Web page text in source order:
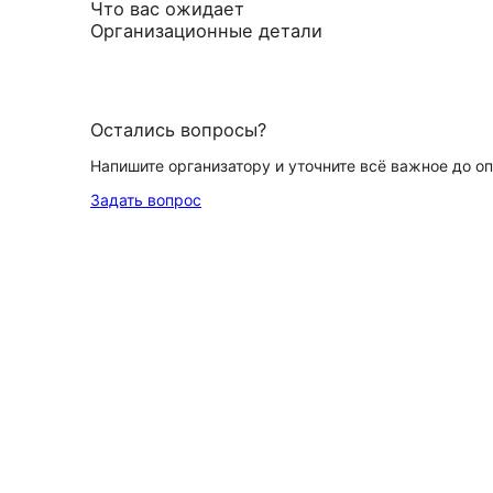
Что вас ожидает
Организационные детали
Остались вопросы?
Напишите организатору и уточните всё важное до
Задать вопрос